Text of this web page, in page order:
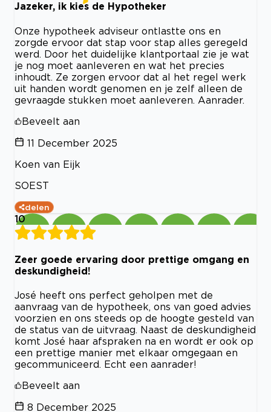
Jazeker, ik kies de Hypotheker
Onze hypotheek adviseur ontlastte ons en
zorgde ervoor dat stap voor stap alles geregeld
werd. Door het duidelijke klantportaal zie je wat
je nog moet aanleveren en wat het precies
inhoudt. Ze zorgen ervoor dat al het regel werk
uit handen wordt genomen en je zelf alleen de
gevraagde stukken moet aanleveren. Aanrader.
Beveelt aan
11 December 2025
Koen van Eijk
SOEST
delen
10
Zeer goede ervaring door prettige omgang en
deskundigheid!
José heeft ons perfect geholpen met de
aanvraag van de hypotheek, ons van goed advies
voorzien en ons steeds op de hoogte gesteld van
de status van de uitvraag. Naast de deskundigheid
komt José haar afspraken na en wordt er ook op
een prettige manier met elkaar omgegaan en
gecommuniceerd. Echt een aanrader!
Beveelt aan
8 December 2025